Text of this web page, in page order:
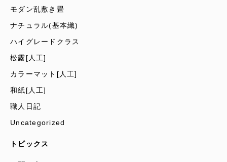
モダン乱敷き畳
ナチュラル(基本織)
ハイグレードクラス
松露[人工]
カラーマット[人工]
和紙[人工]
職人日記
Uncategorized
トピックス